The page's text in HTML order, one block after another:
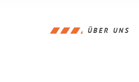
ÜBER UNS